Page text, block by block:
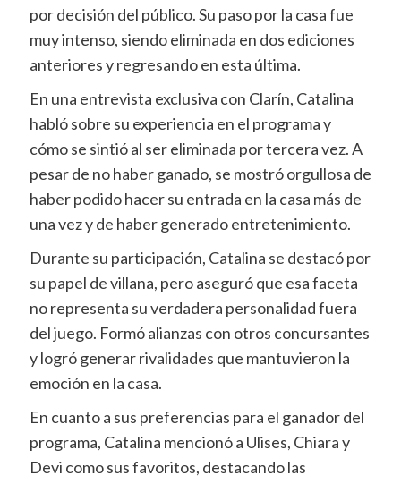
por decisión del público. Su paso por la casa fue
muy intenso, siendo eliminada en dos ediciones
anteriores y regresando en esta última.
En una entrevista exclusiva con Clarín, Catalina
habló sobre su experiencia en el programa y
cómo se sintió al ser eliminada por tercera vez. A
pesar de no haber ganado, se mostró orgullosa de
haber podido hacer su entrada en la casa más de
una vez y de haber generado entretenimiento.
Durante su participación, Catalina se destacó por
su papel de villana, pero aseguró que esa faceta
no representa su verdadera personalidad fuera
del juego. Formó alianzas con otros concursantes
y logró generar rivalidades que mantuvieron la
emoción en la casa.
En cuanto a sus preferencias para el ganador del
programa, Catalina mencionó a Ulises, Chiara y
Devi como sus favoritos, destacando las